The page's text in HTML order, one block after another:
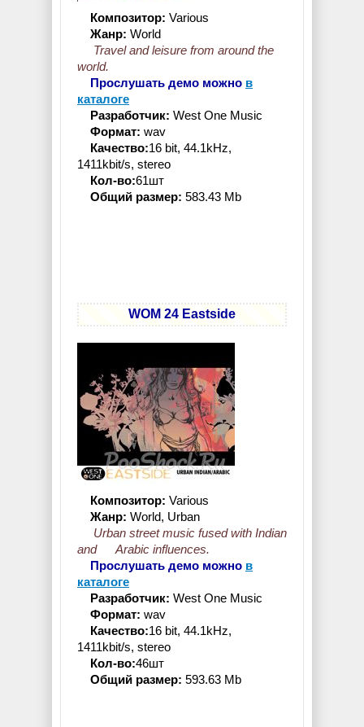
Композитор: Various
Жанр: World
Travel and leisure from around the
world.
Прослушать демо можно в
каталоге
Разработчик: West One Music
Формат: wav
Качество:16 bit, 44.1kHz,
1411kbit/s, stereo
Кол-во:61шт
Общий размер: 583.43 Mb
WOM 24 Eastside
Композитор: Various
Жанр: World, Urban
Urban street music fused with Indian
and Arabic influences.
Прослушать демо можно в
каталоге
Разработчик: West One Music
Формат: wav
Качество:16 bit, 44.1kHz,
1411kbit/s, stereo
Кол-во:46шт
Общий размер: 593.63 Mb